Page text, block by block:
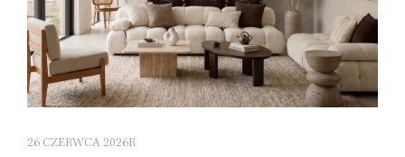
26 CZERWCA 2026R